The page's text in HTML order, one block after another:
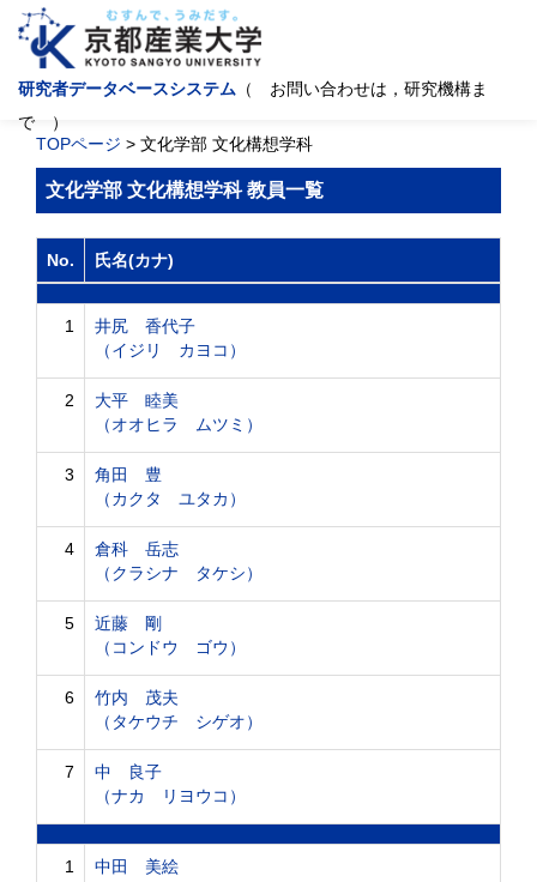
研究者データベースシステム （ お問い合わせは，研究機構ま
で ）
TOPページ > 文化学部 文化構想学科
文化学部 文化構想学科 教員一覧
No. 氏名(カナ)
1
井尻 香代子
（イジリ カヨコ）
2
大平 睦美
（オオヒラ ムツミ）
3
角田 豊
（カクタ ユタカ）
4
倉科 岳志
（クラシナ タケシ）
5
近藤 剛
（コンドウ ゴウ）
6
竹内 茂夫
（タケウチ シゲオ）
7
中 良子
（ナカ リヨウコ）
1 中田 美絵